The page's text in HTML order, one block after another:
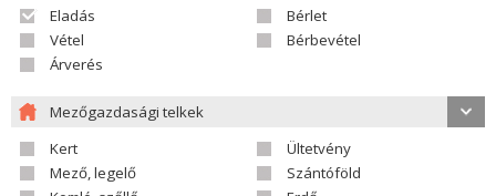
Eladás
Bérlet
Vétel
Bérbevétel
Árverés
Mezőgazdasági telkek
Kert
Ültetvény
Mező, legelő
Szántóföld